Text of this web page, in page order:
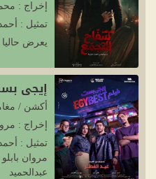
إخراج :
تمثيل :
يعرض حاليا في 37
إيجي
أكشن /
إخراج :
تمثيل :
مروان
عبدالحميد